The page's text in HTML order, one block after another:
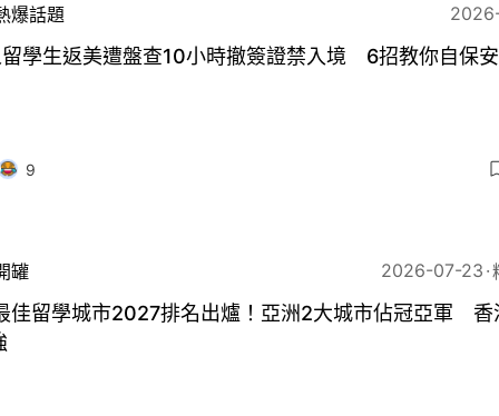
爆話題
學生返美遭盤查10小時撤簽證禁入境 6招教你自保
9
罐 2026-07-23
佳留學城市2027排名出爐！亞洲2大城市佔冠亞軍 香